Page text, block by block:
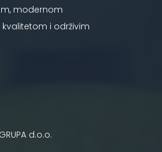
modernom
i održivim
d.o.o.